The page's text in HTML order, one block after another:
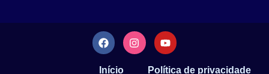
Início Política de privacidade